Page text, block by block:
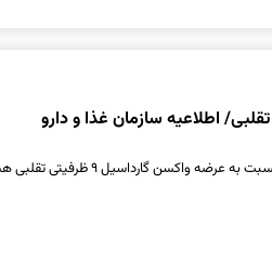
اطلاعیه سازمان غذا و دارو
گارداسیل ۹ ظرفیتی تقلبی هشدار داد.